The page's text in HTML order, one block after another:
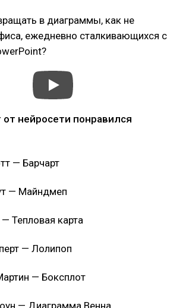
в диаграммы, как не
ежедневно сталкивающихся с
от нейросети понравился
— Барчарт
— Майндмеп
Тепловая карта
— Лолипоп
— Боксплот
— Диаграмма Венна